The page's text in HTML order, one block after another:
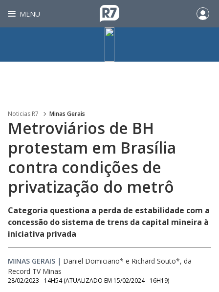
MENU
Noticias R7 Minas Gerais
Metroviários de BH
protestam em Brasília
contra condições de
privatização do metrô
Categoria questiona a perda de estabilidade com a
concessão do sistema de trens da capital mineira à
iniciativa privada
MINAS GERAIS | Daniel Domiciano* e Richard Souto*, da
Record TV Minas
28/02/2023 - 14H54 (ATUALIZADO EM 15/02/2024 - 16H19)